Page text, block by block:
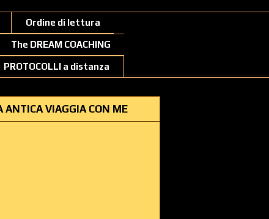
Ordine di lettura
The DREAM COACHING
PROTOCOLLI a distanza
ANTICA VIAGGIA CON ME